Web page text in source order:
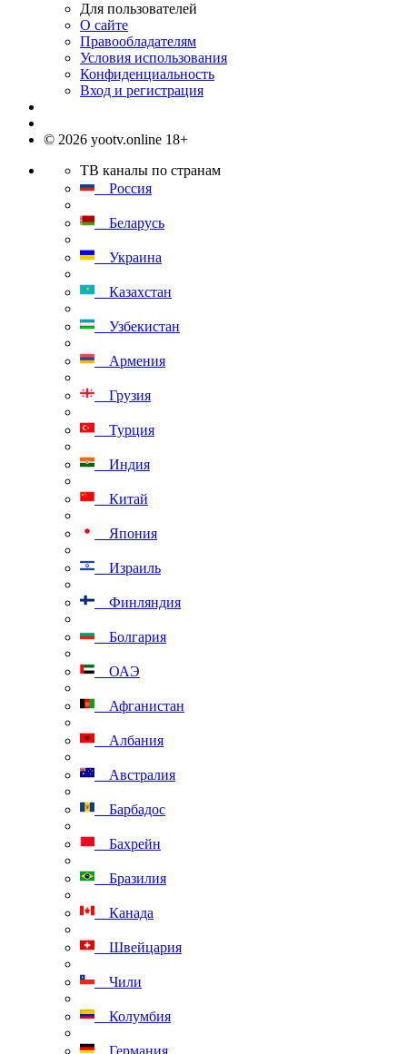
Для пользователей
О сайте
Правообладателям
Условия использования
Конфиденциальность
Вход и регистрация
© 2026 yootv.online 18+
ТВ каналы по странам
Россия
Беларусь
Украина
Казахстан
Узбекистан
Армения
Грузия
Турция
Индия
Китай
Япония
Израиль
Финляндия
Болгария
ОАЭ
Афганистан
Албания
Австралия
Барбадос
Бахрейн
Бразилия
Канада
Швейцария
Чили
Колумбия
Германия